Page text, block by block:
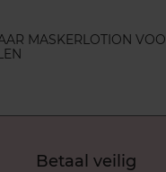
MASKERLOTION
Betaal veilig